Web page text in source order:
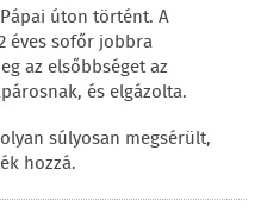
úton történt. A
éves sofőr jobbra
az elsőbbséget az
és elgázolta.
súlyosan megsérült,
hozzá.